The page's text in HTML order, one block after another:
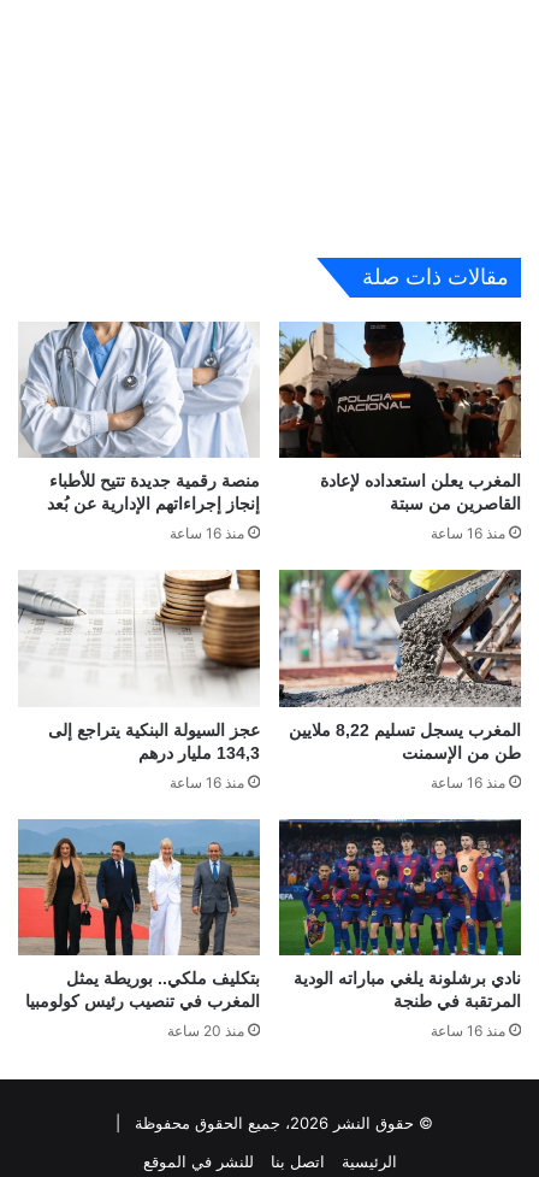
مقالات ذات صلة
المغرب يعلن استعداده لإعادة
القاصرين من سبتة
منذ 16 ساعة
منصة رقمية جديدة تتيح للأطباء
إنجاز إجراءاتهم الإدارية عن بُعد
منذ 16 ساعة
المغرب يسجل تسليم 8,22 ملايين
طن من الإسمنت
منذ 16 ساعة
عجز السيولة البنكية يتراجع إلى
134,3 مليار درهم
منذ 16 ساعة
نادي برشلونة يلغي مباراته الودية
المرتقبة في طنجة
منذ 16 ساعة
بتكليف ملكي.. بوريطة يمثل
المغرب في تنصيب رئيس كولومبيا
منذ 20 ساعة
© حقوق النشر 2026، جميع الحقوق محفوظة |
الرئيسية
اتصل بنا للنشر في الموقع